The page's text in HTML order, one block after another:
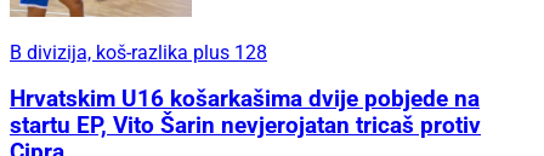
B divizija, koš-razlika plus 128
Hrvatskim U16 košarkašima dvije pobjede na
startu EP, Vito Šarin nevjerojatan tricaš protiv